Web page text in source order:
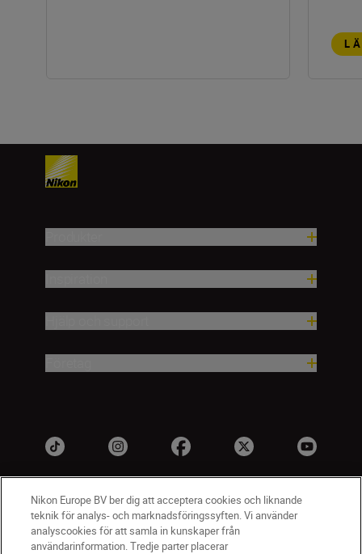
Nikon Europe BV ber dig att acceptera cookies och liknande
teknik för analys- och marknadsföringssyften. Vi använder
analyscookies för att samla in kunskaper från
användarinformation. Tredje parter placerar